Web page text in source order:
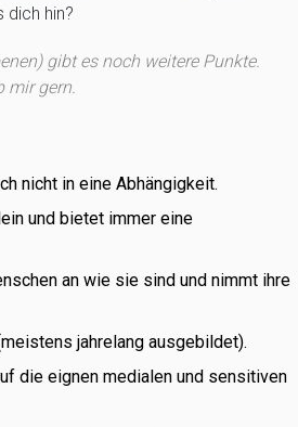
dich hin?
gibt es noch weitere Punkte.
mir gern.
nicht in eine Abhängigkeit.
und bietet immer eine
an wie sie sind und nimmt ihre
jahrelang ausgebildet).
die eignen medialen und sensitiven